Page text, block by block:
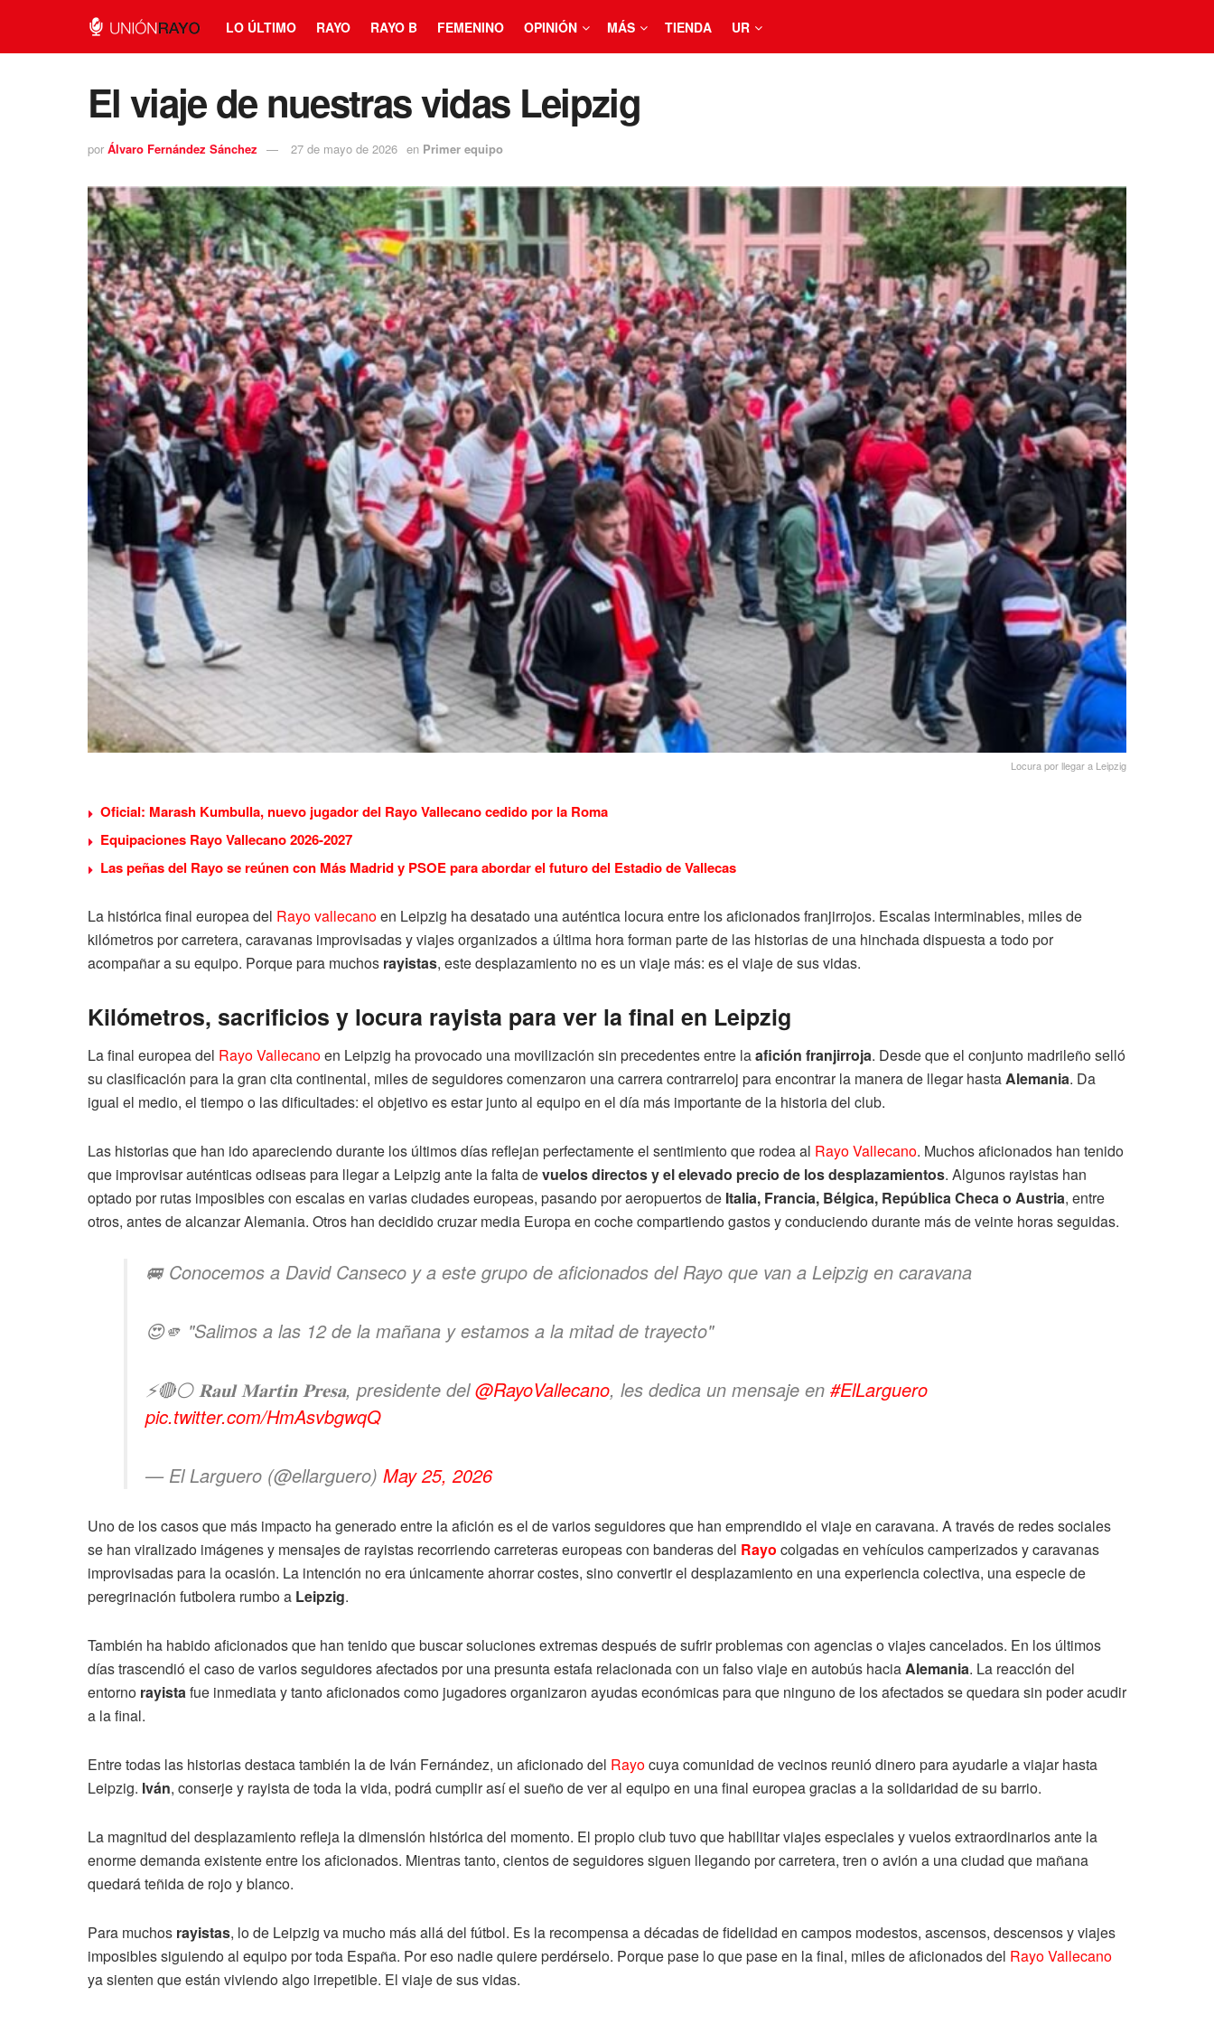
LO ÚLTIMO RAYO RAYO B FEMENINO OPINIÓN MÁS TIENDA UR
El viaje de nuestras vidas Leipzig
por Álvaro Fernández Sánchez 27 de mayo de 2026 en Primer equipo
Locura por llegar a Leipzig
Oficial: Marash Kumbulla, nuevo jugador del Rayo Vallecano cedido por la Roma
Equipaciones Rayo Vallecano 2026-2027
Las peñas del Rayo se reúnen con Más Madrid y PSOE para abordar el futuro del Estadio de Vallecas
La histórica final europea del Rayo vallecanoen Leipzig ha desatado una auténtica locura entre los aficionados franjirrojos. Escalas interminables, miles de
kilómetros por carretera, caravanas improvisadas y viajes organizados a última hora forman parte de las historias de una hinchada dispuesta a todo por
acompañar a su equipo. Porque para muchos rayistas, este desplazamiento no es un viaje más: es el viaje de sus vidas.
Kilómetros, sacrificios y locura rayista para ver la final en Leipzig
La final europea del Rayo Vallecanoen Leipzig ha provocado una movilización sin precedentes entre laafición franjirroja. Desde que el conjunto madrileño selló
su clasificación para la gran cita continental, miles de seguidores comenzaron una carrera contrarreloj para encontrar la manera de llegar hastaAlemania. Da
igual el medio, el tiempo o las dificultades: el objetivo es estar junto al equipo en el día más importante de la historia del club.
Las historias que han ido apareciendo durante los últimos días reflejan perfectamente el sentimiento que rodea al Rayo Vallecano. Muchos aficionados han tenido
que improvisar auténticas odiseas para llegar a Leipzig ante la falta devuelos directos y el elevado precio de los desplazamientos. Algunos rayistas han
optado por rutas imposibles con escalas en varias ciudades europeas, pasando por aeropuertos de Italia, Francia, Bélgica, República Checa o Austria, entre
otros, antes de alcanzar Alemania. Otros han decidido cruzar media Europa en coche compartiendo gastos y conduciendo durante más de veinte horas seguidas.
🚐 Conocemos a David Canseco y a este grupo de aficionados del Rayo que van a Leipzig en caravana
😍🫵 "Salimos a las 12 de la mañana y estamos a la mitad de trayecto"
⚡️🔴⚪️ 𝐑𝐚𝐮𝐥 𝐌𝐚𝐫𝐭𝐢𝐧 𝐏𝐫𝐞𝐬𝐚, presidente del@RayoVallecano, les dedica un mensaje en #ElLarguero
pic.twitter.com/HmAsvbgwqQ
— El Larguero (@ellarguero) May 25, 2026
Uno de los casos que más impacto ha generado entre la afición es el de varios seguidores que han emprendido el viaje en caravana. A través de redes sociales
se han viralizado imágenes y mensajes de rayistas recorriendo carreteras europeas con banderas del Rayo colgadas en vehículos camperizados y caravanas
improvisadas para la ocasión. La intención no era únicamente ahorrar costes, sino convertir el desplazamiento en una experiencia colectiva, una especie de
peregrinación futbolera rumbo a Leipzig.
También ha habido aficionados que han tenido que buscar soluciones extremas después de sufrir problemas con agencias o viajes cancelados. En los últimos
días trascendió el caso de varios seguidores afectados por una presunta estafa relacionada con un falso viaje en autobús haciaAlemania. La reacción del
entorno rayistafue inmediata y tanto aficionados como jugadores organizaron ayudas económicas para que ninguno de los afectados se quedara sin poder acudir
a la final.
Entre todas las historias destaca también la de Iván Fernández, un aficionado del Rayocuya comunidad de vecinos reunió dinero para ayudarle a viajar hasta
Leipzig. Iván, conserje y rayista de toda la vida, podrá cumplir así el sueño de ver al equipo en una final europea gracias a la solidaridad de su barrio.
La magnitud del desplazamiento refleja la dimensión histórica del momento. El propio club tuvo que habilitar viajes especiales y vuelos extraordinarios ante la
enorme demanda existente entre los aficionados. Mientras tanto, cientos de seguidores siguen llegando por carretera, tren o avión a una ciudad que mañana
quedará teñida de rojo y blanco.
Para muchos rayistas, lo de Leipzig va mucho más allá del fútbol. Es la recompensa a décadas de fidelidad en campos modestos, ascensos, descensos y viajes
imposibles siguiendo al equipo por toda España. Por eso nadie quiere perdérselo. Porque pase lo que pase en la final, miles de aficionados del Rayo Vallecano
ya sienten que están viviendo algo irrepetible. El viaje de sus vidas.